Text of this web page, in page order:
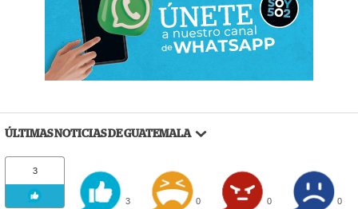
ÚLTIMAS NOTICIAS DE GUATEMALA
3
3 0 0 0